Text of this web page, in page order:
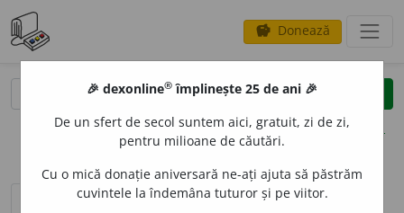
savings Donează
clear
opțiuni
sinteza definițiilor (1) definiții (13) declinări
🎉 dexonline® împlinește 25 de ani 🎉
De un sfert de secol suntem aici, gratuit, zi de zi,
pentru milioane de căutări.
Cu o mică donație aniversară ne-ați ajuta să păstrăm
cuvintele la îndemâna tuturor și pe viitor.